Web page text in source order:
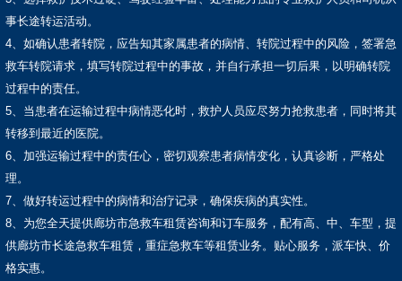
事长途转运活动。
4、如确认患者转院，应告知其家属患者的病情、转院过程中的风险，签署急
救车转院请求，填写转院过程中的事故，并自行承担一切后果，以明确转院
过程中的责任。
5、当患者在运输过程中病情恶化时，救护人员应尽努力抢救患者，同时将其
转移到最近的医院。
6、加强运输过程中的责任心，密切观察患者病情变化，认真诊断，严格处
理。
7、做好转运过程中的病情和治疗记录，确保疾病的真实性。
8、为您全天提供廊坊市急救车租赁咨询和订车服务，配有高、中、车型，提
供廊坊市长途急救车租赁，重症急救车等租赁业务。贴心服务，派车快、价
格实惠。